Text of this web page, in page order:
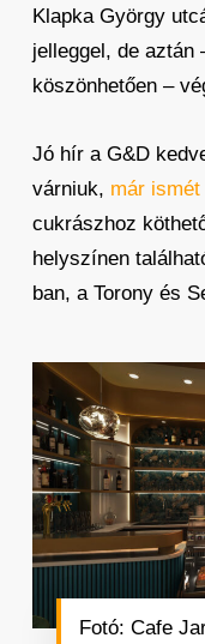
Klapka György
jelleggel, de aztán
köszönhetően –
Jó hír a G&D
várniuk, már
cukrászhoz
helyszínen
ban, a Torony és
Fotó: Cafe